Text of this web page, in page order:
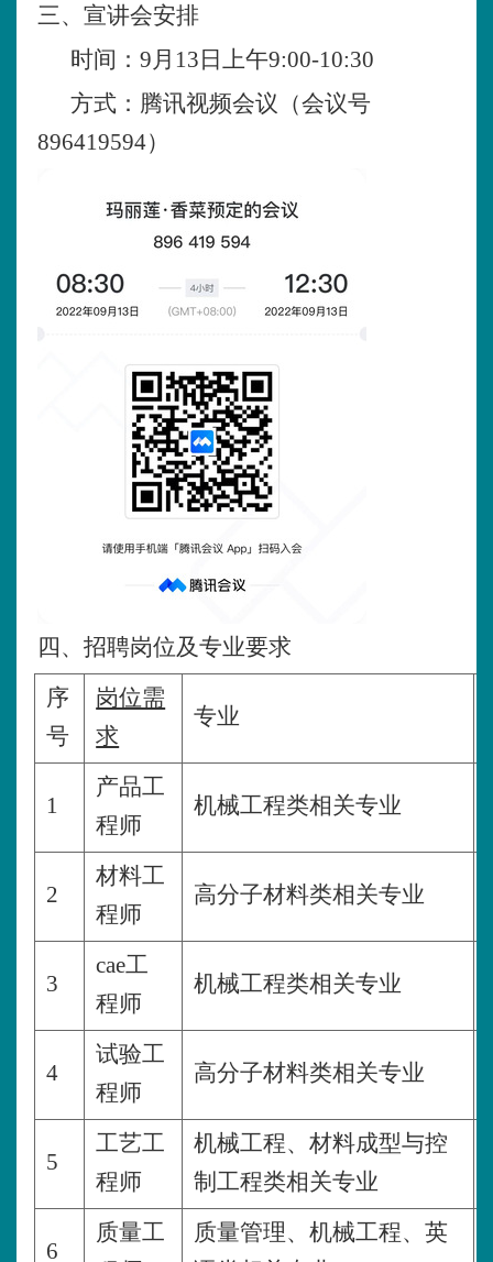
三、宣讲会安排
时间：9月13日上午9:00-10:30
方式：腾讯视频会议（会议号
896419594）
四、招聘岗位及专业要求
序
号
岗位需
求
专业
1
产品工
程师
机械工程类相关专业
2
材料工
程师
高分子材料类相关专业
3
cae工
程师
机械工程类相关专业
4
试验工
程师
高分子材料类相关专业
5
工艺工
程师
机械工程、材料成型与控
制工程类相关专业
6
质量工
质量管理、机械工程、英